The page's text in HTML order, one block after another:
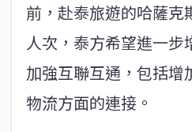
前，赴泰旅遊的哈薩克
人次，泰方希望進一步
加強互聯互通，包括增
物流方面的連接。